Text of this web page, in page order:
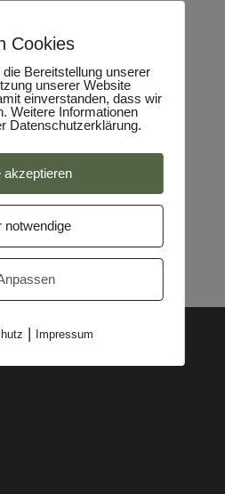
Cookies
Bereitstellung unserer
unserer Website
einverstanden, dass wir
Weitere Informationen
Datenschutzerklärung.
akzeptieren
notwendige
| Impressum